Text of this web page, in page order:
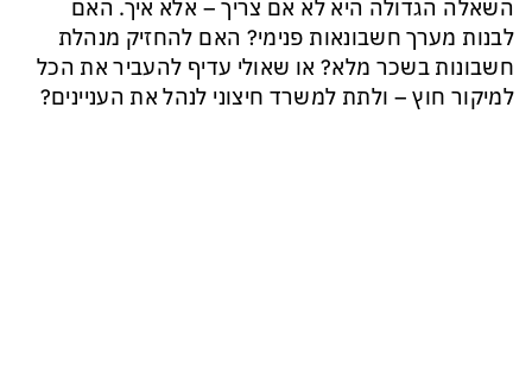
השאלה הגדולה היא לא אם צריך – אלא איך. האם
לבנות מערך חשבונאות פנימי? האם להחזיק מנהלת
חשבונות בשכר מלא? או שאולי עדיף להעביר את הכל
למיקור חוץ – ולתת למשרד חיצוני לנהל את העניינים?